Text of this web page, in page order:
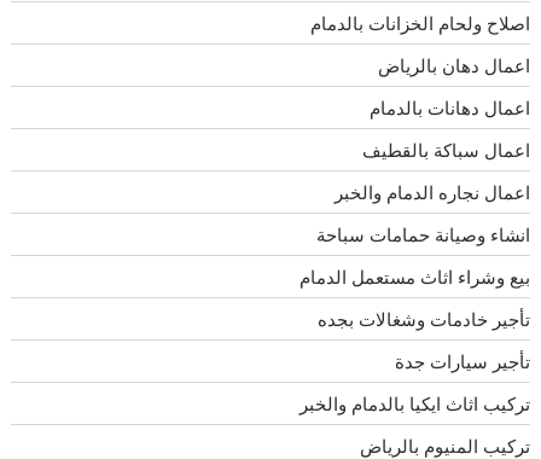
اصلاح ولحام الخزانات بالدمام
اعمال دهان بالرياض
اعمال دهانات بالدمام
اعمال سباكة بالقطيف
اعمال نجاره الدمام والخبر
انشاء وصيانة حمامات سباحة
بيع وشراء اثاث مستعمل الدمام
تأجير خادمات وشغالات بجده
تأجير سيارات جدة
تركيب اثاث ايكيا بالدمام والخبر
تركيب المنيوم بالرياض